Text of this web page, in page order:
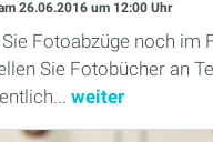
26.06.2016 um 12:00 Uhr
Fotoabzüge noch im
Sie Fotobücher an
weiter